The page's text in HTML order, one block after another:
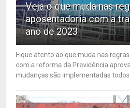
Veja o que muda nas
aposentadoria com a
ano de 2023
Fique atento ao que muda nas
com a reforma da Previdência
mudanças são implementadas todos